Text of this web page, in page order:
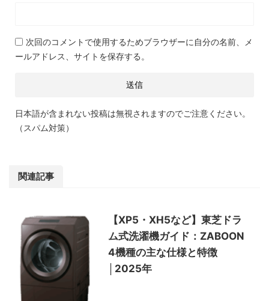
次回のコメントで使用するためブラウザーに自分の名前、メ
ールアドレス、サイトを保存する。
日本語が含まれない投稿は無視されますのでご注意ください。
（スパム対策）
関連記事
【XP5・XH5など】東芝ドラ
ム式洗濯機ガイド：ZABOON
4機種の主な仕様と特徴
│2025年